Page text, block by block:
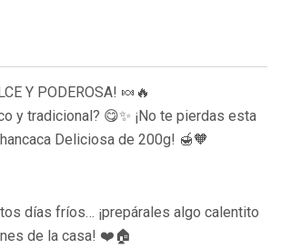
Y PODEROSA! 🍬🔥
y tradicional? 😋✨ ¡No te pierdas esta
Deliciosa de 200g! 🍯🧡
días fríos… ¡prepárales algo calentito
de la casa! ❤️🏠